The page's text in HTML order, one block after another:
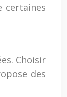
certaines
Choisir
des